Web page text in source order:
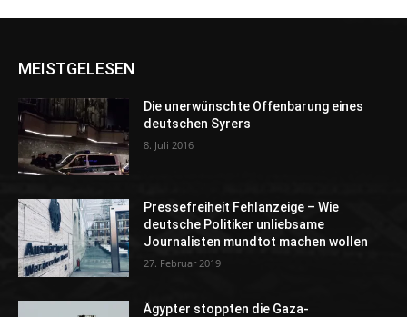
MEISTGELESEN
Die unerwünschte Offenbarung eines
deutschen Syrers
8. Juli 2016
Pressefreiheit Fehlanzeige – Wie
deutsche Politiker unliebsame
Journalisten mundtot machen wollen
27. Februar 2019
Ägypter stoppten die Gaza-